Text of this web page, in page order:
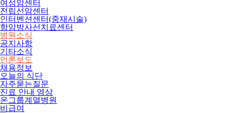
여성암센터
전립선암센터
인터벤션센터(중재시술)
항암방사선치료센터
병원소식
공지사항
기타소식
언론보도
채용정보
오늘의 식단
자주묻는질문
진료 안내 영상
온그룹계열병원
비급여